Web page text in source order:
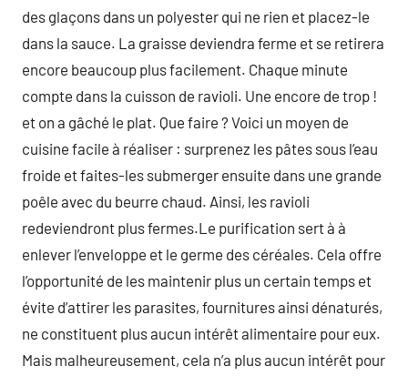
des glaçons dans un polyester qui ne rien et placez-le
dans la sauce. La graisse deviendra ferme et se retirera
encore beaucoup plus facilement. Chaque minute
compte dans la cuisson de ravioli. Une encore de trop !
et on a gâché le plat. Que faire ? Voici un moyen de
cuisine facile à réaliser : surprenez les pâtes sous l’eau
froide et faites-les submerger ensuite dans une grande
poêle avec du beurre chaud. Ainsi, les ravioli
redeviendront plus fermes.Le purification sert à à
enlever l’enveloppe et le germe des céréales. Cela offre
l’opportunité de les maintenir plus un certain temps et
évite d’attirer les parasites, fournitures ainsi dénaturés,
ne constituent plus aucun intérêt alimentaire pour eux.
Mais malheureusement, cela n’a plus aucun intérêt pour